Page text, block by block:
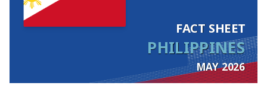
FACT SHEET
PHILIPPINES
MAY 2026